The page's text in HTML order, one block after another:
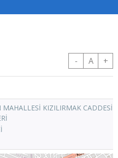
- A +
MAHALLESİ KIZILIRMAK CADDESİ